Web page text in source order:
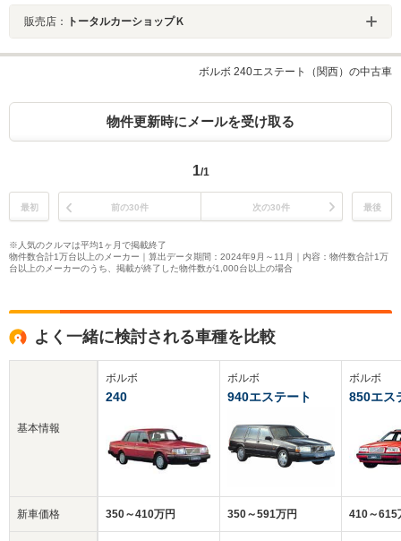
販売店： トータルカーショップＫ
ボルボ 240エステート（関西）の中古車
物件更新時にメールを受け取る
1/1
最初 前の30件 次の30件 最後
※人気のクルマは平均1ヶ月で掲載終了
物件数合計1万台以上のメーカー｜算出データ期間：2024年9月～11月｜内容：物件数合計1万
台以上のメーカーのうち、掲載が終了した物件数が1,000台以上の場合
よく一緒に検討される車種を比較
基本情報
新車価格
ボルボ
240
350～410万円
ボルボ
940エステート
350～591万円
ボルボ
850エス
410～615